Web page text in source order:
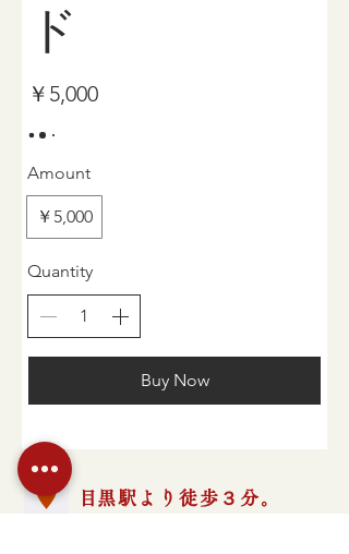
ド
￥5,000
Amount
￥5,000
Quantity
Buy Now
​​目黒駅より徒歩３分。